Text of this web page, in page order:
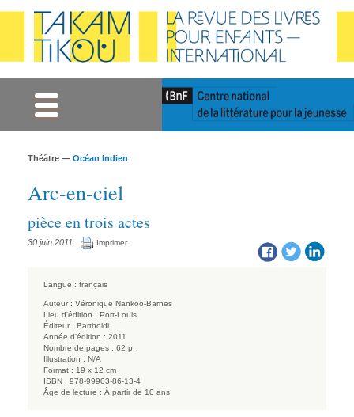
Théâtre — Océan Indien
Arc-en-ciel
pièce en trois actes
30 juin 2011 Imprimer
Langue : français
Auteur : Véronique Nankoo-Barnes
Lieu d'édition : Port-Louis
Éditeur : Bartholdi
Année d'édition : 2011
Nombre de pages : 62 p.
Illustration : N/A
Format : 19 x 12 cm
ISBN : 978-99903-86-13-4
Âge de lecture : À partir de 10 ans